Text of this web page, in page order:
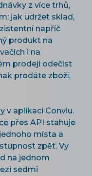
z více trhů,
jak udržet sklad,
napříč
produkt na
i na
prodeji odečíst
prodáte zboží,
v aplikaci Conviu.
přes API stahuje
místa a
zpět. Vy
na jednom
sedmi